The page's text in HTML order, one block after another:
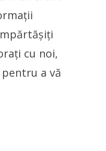
cu noi,
a vă